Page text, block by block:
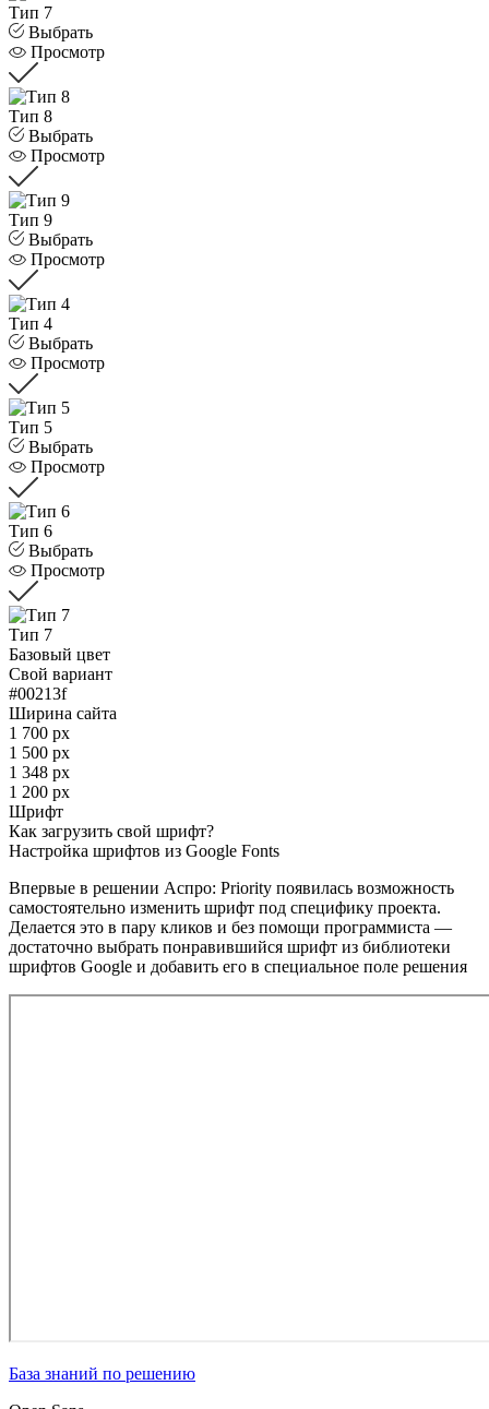
Тип 7
Выбрать
Просмотр
Тип 8
Выбрать
Просмотр
Тип 9
Выбрать
Просмотр
Тип 4
Выбрать
Просмотр
Тип 5
Выбрать
Просмотр
Тип 6
Выбрать
Просмотр
Тип 7
Базовый цвет
Свой вариант
#00213f
Ширина сайта
1 700 px
1 500 px
1 348 px
1 200 px
Шрифт
Как загрузить свой шрифт?
Настройка шрифтов из Google Fonts
Впервые в решении Аспро: Priority появилась возможность
самостоятельно изменить шрифт под специфику проекта.
Делается это в пару кликов и без помощи программиста —
достаточно выбрать понравившийся шрифт из библиотеки
шрифтов Google и добавить его в специальное поле решения
База знаний по решению